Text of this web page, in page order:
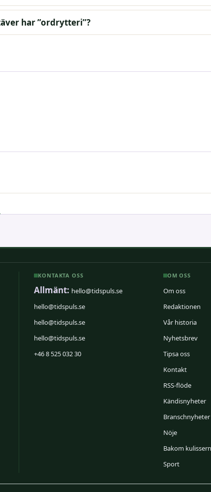
har ”ordrytteri”?
KONTAKTA OSS
Allmänt: hello@tidspuls.se
hello@tidspuls.se
hello@tidspuls.se
hello@tidspuls.se
+46 8 525 032 30
OM OSS
Om oss
Redaktionen
Vår historia
Nyhetsbrev
Tipsa oss
Kontakt
RSS-flöde
Kändisnyheter
Branschnyheter
Nöje
Bakom
Sport